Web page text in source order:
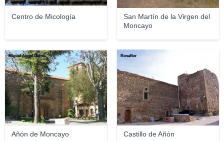
Centro de Micología
San Martín de la Virgen del
Moncayo
Añón de Moncayo
Miguel Ángel García
Castillo de Añón
Rosaflor